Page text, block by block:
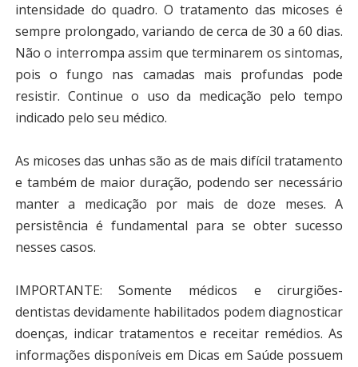
intensidade do quadro. O tratamento das micoses é
sempre prolongado, variando de cerca de 30 a 60 dias.
Não o interrompa assim que terminarem os sintomas,
pois o fungo nas camadas mais profundas pode
resistir. Continue o uso da medicação pelo tempo
indicado pelo seu médico.
As micoses das unhas são as de mais difícil tratamento
e também de maior duração, podendo ser necessário
manter a medicação por mais de doze meses. A
persistência é fundamental para se obter sucesso
nesses casos.
IMPORTANTE: Somente médicos e cirurgiões-
dentistas devidamente habilitados podem diagnosticar
doenças, indicar tratamentos e receitar remédios. As
informações disponíveis em Dicas em Saúde possuem